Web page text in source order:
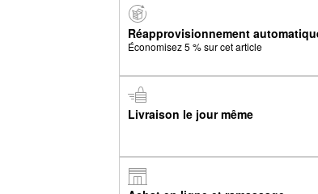
Réapprovisionnement
Économisez 5 % sur cet article
Livraison le jour même